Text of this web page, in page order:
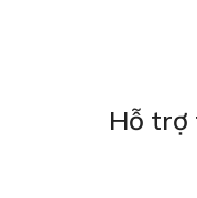
Hỗ trợ